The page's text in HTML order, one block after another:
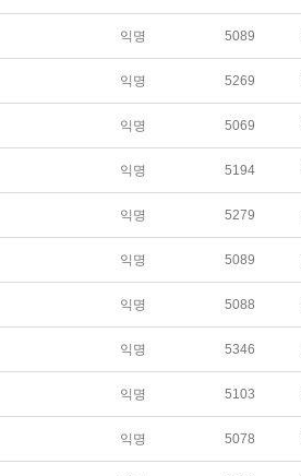
익명 5089
익명 5269
익명 5069
익명 5194
익명 5279
익명 5089
익명 5088
익명 5346
익명 5103
익명 5078